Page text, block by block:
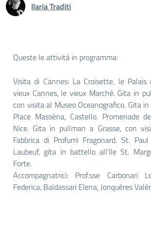
Ilaria Traditi
Queste le attività in programma:
Visita di Cannes: La Croisette, le
vieux Cannes, le vieux Marché. Gita in
con visita al Museo Oceanografico. Gita
Place Masséna, Castello. Promenade
Nice. Gita in pullman a Grasse, con
Fabbrica di Profumi Fragonard. St.
Laubeuf, gita in battello all’Ile St.
Forte.
Accompagnatrici: Prof.sse Carbonari
Federica, Baldassari Elena, Jonquères